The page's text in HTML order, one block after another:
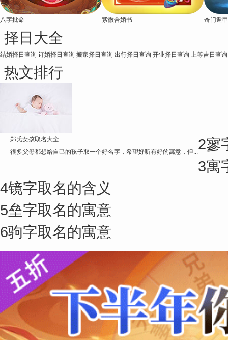
八字批命 紫微合婚书 奇门遁甲
择日大全
结婚择日查询 订婚择日查询 搬家择日查询 出行择日查询 开业择日查询 上等吉日查询
热文排行
郑氏女孩取名大全...
很多父母都想给自己的孩子取一个好名字，希望好听有好的寓意，但...2寥
3寓
4镜字取名的含义
5垒字取名的寓意
6驹字取名的寓意